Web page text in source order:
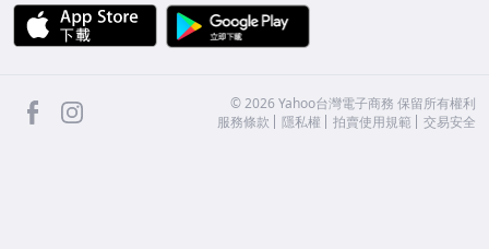
APP Store
facebook ©2026 Yahoo台灣電子商務 保留所有權利
服務條款
隱私權 拍賣使用規範 交易安全